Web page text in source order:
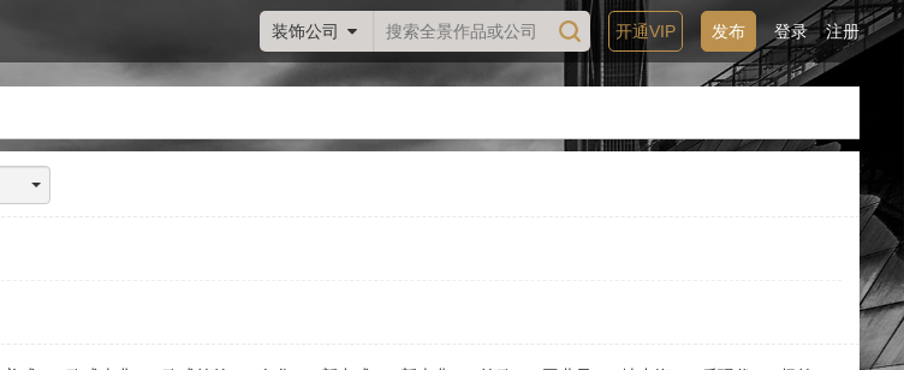
装饰公司 开通VIP 发布 登录 注册